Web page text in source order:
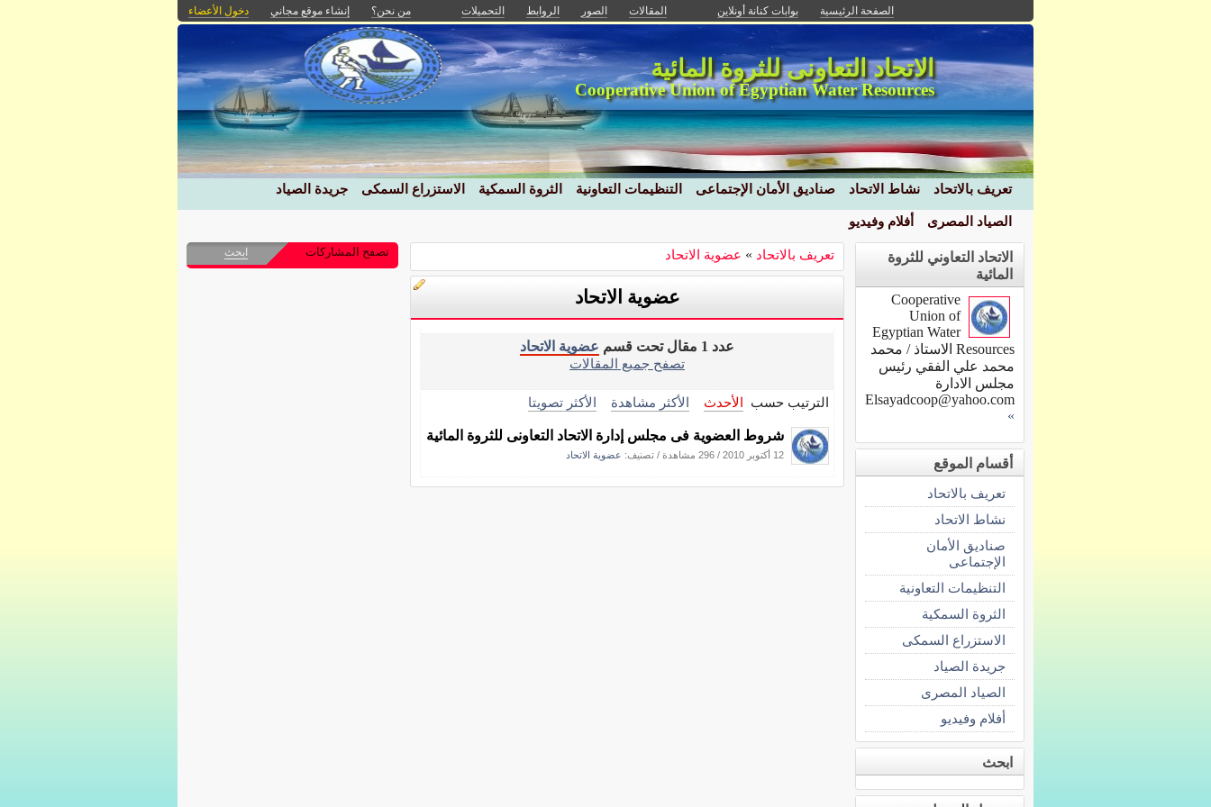
الصفحة الرئيسية بوابات كنانة أونلاين المقالات الصور الروابط التحميلات من نحن؟ إنشاء موقع مجاني دخول الأعضاء
الاتحاد التعاونى للثروة المائية
Cooperative Union of Egyptian Water Resources
تعريف بالاتحاد نشاط الاتحاد صناديق الأمان الإجتماعى التنظيمات التعاونية الثروة السمكية الاستزراع السمكى جريدة الصياد
الصياد المصرى أفلام وفيديو
تعريف بالاتحاد » عضوية الاتحاد
عضوية الاتحاد
عدد 1 مقال تحت قسم
عضوية الاتحاد
تصفح جميع المقالات
الترتيب حسب الأحدث الأكثر مشاهدة الأكثر تصويتا
شروط العضوية فى مجلس إدارة الاتحاد التعاونى للثروة المائية
12 أكتوبر 2010 / 296 مشاهدة / تصنيف: عضوية الاتحاد
الاتحاد التعاوني للثروة
المائية
Cooperative
Union of
Egyptian Water
Resources الاستاذ / محمد
محمد علي الفقي رئيس
مجلس الادارة
Elsayadcoop@yahoo.com
»
أقسام الموقع
تعريف بالاتحاد
نشاط الاتحاد
صناديق الأمان
الإجتماعى
التنظيمات التعاونية
الثروة السمكية
الاستزراع السمكى
جريدة الصياد
الصياد المصرى
أفلام وفيديو
ابحث
تصفح المشاركات ابحث